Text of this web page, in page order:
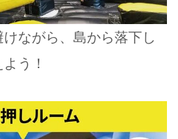
ながら、島から落下し
う！